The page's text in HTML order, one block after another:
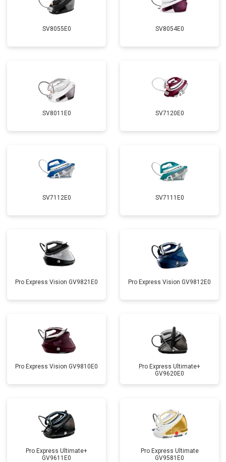
SV8055E0 SV8054E0
SV8011E0 SV7120E0
SV7112E0 SV7111E0
Pro Express Vision GV9821E0 Pro Express Vision GV9812E0
Pro Express Vision GV9810E0
Pro Express Ultimate+
GV9620E0
Pro Express Ultimate+
GV9611E0
Pro Express Ultimate
GV9581E0